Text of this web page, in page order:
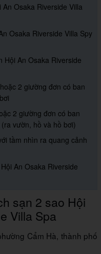
Osaka Riverside Villa
Osaka Riverside Villa Spy
Hội An Osaka Riverside
2 giường đơn có ban
2 giường đơn có ban
vườn, hồ và hồ bơi)
tầm nhìn ra quang cảnh
An Osaka Riverside
sạn 2 sao Hội
Villa Spa
Cẩm Hà, thành phố